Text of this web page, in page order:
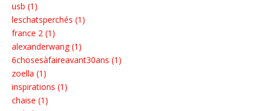
usb (1)
leschatsperchés (1)
france 2 (1)
alexanderwang (1)
6chosesàfaireavant30ans (1)
zoella (1)
inspirations (1)
chaise (1)